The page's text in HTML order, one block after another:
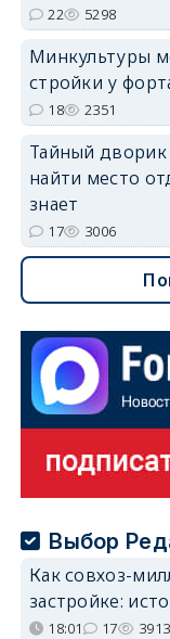
22 5298
Минкультуры
стройки у
18 2351
Тайный дворик
найти место
знает
17 3006
Выбор
Как совхоз-
застройке:
18:01 17 3913